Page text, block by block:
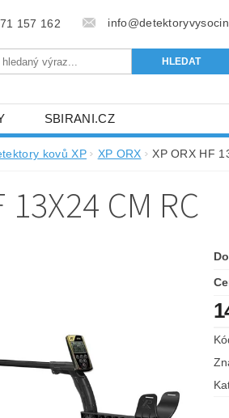
157 162
SBIRANI.CZ
kovů XP XP ORX XP ORX HF
13X24 CM RC